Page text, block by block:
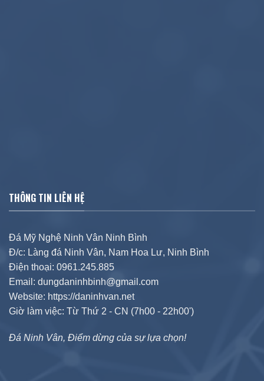
THÔNG TIN LIÊN HỆ
Đá Mỹ Nghệ Ninh Vân Ninh Bình
Đ/c: Làng đá Ninh Vân, Nam Hoa Lư, Ninh Bình
Điện thoại: 0961.245.885
Email: dungdaninhbinh@gmail.com
Website: https://daninhvan.net
Giờ làm việc: Từ Thứ 2 - CN (7h00 - 22h00')
Đá Ninh Vân, Điểm dừng của sự lựa chọn!